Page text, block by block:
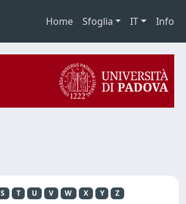
Home Sfoglia IT Info
S T U V W X Y Z